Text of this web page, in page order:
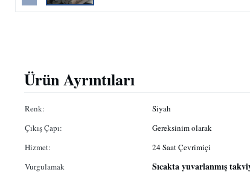
Ürün Ayrıntıları
Renk: Siyah
Çıkış Çapı:
Gereksinim olarak
Hizmet:
24 Saat Çevrimiçi
Vurgulamak
Sıcakta yuvarlanmış